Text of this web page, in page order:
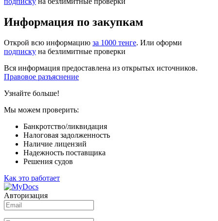
Информация по закупкам
Открой всю информацию за 1000 тенге. Или оформи
подписку на безлимитные проверки
Вся информация предоставлена из открытых источников.
Правовое разъяснение
Узнайте больше!
Мы можем проверить:
Банкротство/ликвидация
Налоговая задолженность
Наличие лицензий
Надежность поставщика
Решения судов
Как это работает
Авторизация